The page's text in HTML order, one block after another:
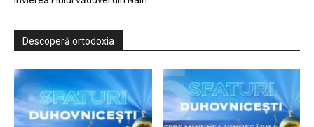
Descoperă ortodoxia